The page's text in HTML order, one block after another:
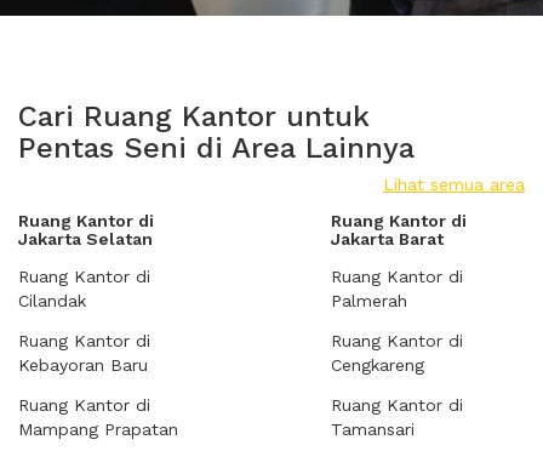
Cari Ruang Kantor untuk
Pentas Seni di Area Lainnya
Lihat semua area
Ruang Kantor di
Jakarta Selatan
Ruang Kantor di
Cilandak
Ruang Kantor di
Kebayoran Baru
Ruang Kantor di
Mampang Prapatan
Ruang Kantor di
Jakarta Barat
Ruang Kantor di
Palmerah
Ruang Kantor di
Cengkareng
Ruang Kantor di
Tamansari